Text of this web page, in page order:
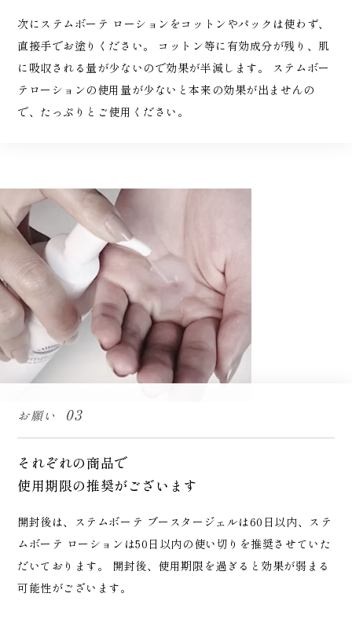
次にステムボーテ ローションをコットンやパックは使わず、
直接手でお塗りください。 コットン等に有効成分が残り、肌
に吸収される量が少ないので効果が半減します。 ステムボー
テローションの使用量が少ないと本来の効果が出ませんの
で、たっぷりとご使用ください。
お願い 03
それぞれの商品で
使用期限の推奨がございます
開封後は、ステムボーテ ブースタージェルは60日以内、ステ
ムボーテ ローションは50日以内の使い切りを推奨させていた
だいております。 開封後、使用期限を過ぎると効果が弱まる
可能性がございます。